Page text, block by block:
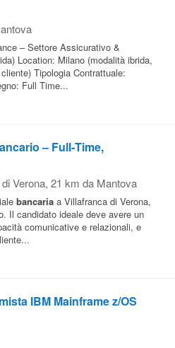
– Settore Assicurativo &
Location: Milano (modalità ibrida,
Tipologia Contrattuale:
Full Time...
– Full‑Time,
Verona, 21 km da Mantova
bancaria a Villafranca di Verona,
Il candidato ideale deve avere un
comunicative e relazionali, e
IBM Mainframe z/OS